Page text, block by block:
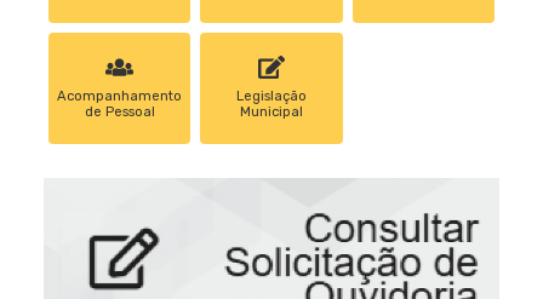
Acompanhamento
de Pessoal
Legislação
Municipal